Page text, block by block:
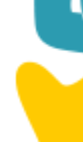
»
Muzeum
Znajdujące się w